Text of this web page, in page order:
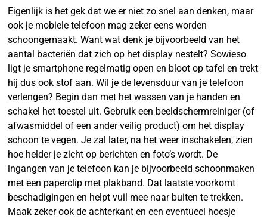
Eigenlijk is het gek dat we er niet zo snel aan denken, maar
ook je mobiele telefoon mag zeker eens worden
schoongemaakt. Want wat denk je bijvoorbeeld van het
aantal bacteriën dat zich op het display nestelt? Sowieso
ligt je smartphone regelmatig open en bloot op tafel en trekt
hij dus ook stof aan. Wil je de levensduur van je telefoon
verlengen? Begin dan met het wassen van je handen en
schakel het toestel uit. Gebruik een beeldschermreiniger (of
afwasmiddel of een ander veilig product) om het display
schoon te vegen. Je zal later, na het weer inschakelen, zien
hoe helder je zicht op berichten en foto’s wordt. De
ingangen van je telefoon kan je bijvoorbeeld schoonmaken
met een paperclip met plakband. Dat laatste voorkomt
beschadigingen en helpt vuil mee naar buiten te trekken.
Maak zeker ook de achterkant en een eventueel hoesje